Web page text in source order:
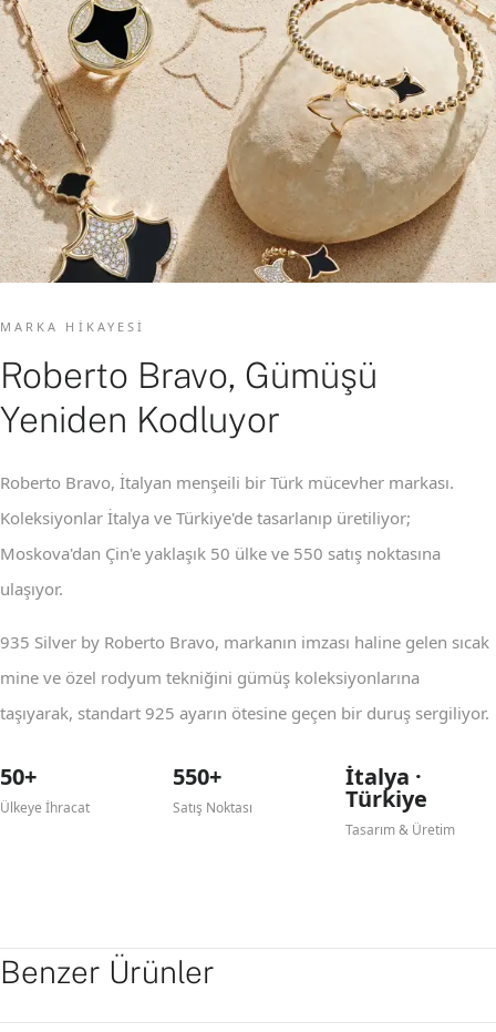
MARKA HIKAYESI
Roberto Bravo, Gümüşü
Yeniden Kodluyor
Roberto Bravo, İtalyan menşeili bir Türk mücevher markası.
Koleksiyonlar İtalya ve Türkiye'de tasarlanıp üretiliyor;
Moskova'dan Çin'e yaklaşık 50 ülke ve 550 satış noktasına
ulaşıyor.
935 Silver by Roberto Bravo, markanın imzası haline gelen sıcak
mine ve özel rodyum tekniğini gümüş koleksiyonlarına
taşıyarak, standart 925 ayarın ötesine geçen bir duruş sergiliyor.
50+
Ülkeye İhracat
550+
Satış Noktası
İtalya ·
Türkiye
Tasarım & Üretim
Benzer Ürünler